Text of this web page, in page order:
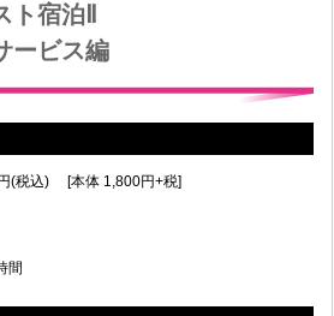
宿泊Ⅱ
ービス編
円(税込) [本体 1,800円+税]
間